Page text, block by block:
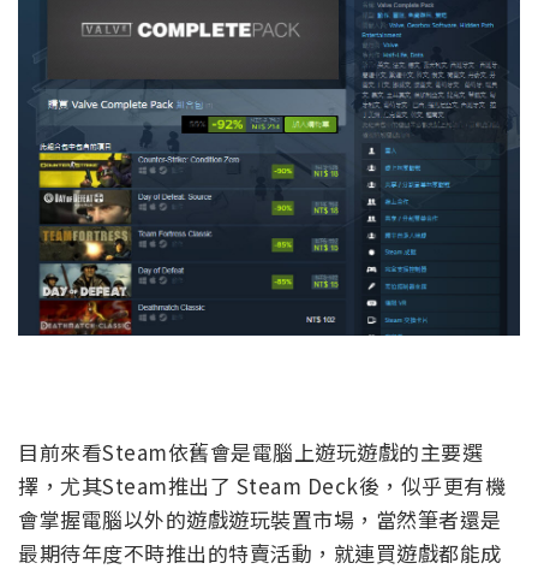
目前來看Steam依舊會是電腦上遊玩遊戲的主要選
擇，尤其Steam推出了 Steam Deck後，似乎更有機
會掌握電腦以外的遊戲遊玩裝置市場，當然筆者還是
最期待年度不時推出的特賣活動，就連買遊戲都能成